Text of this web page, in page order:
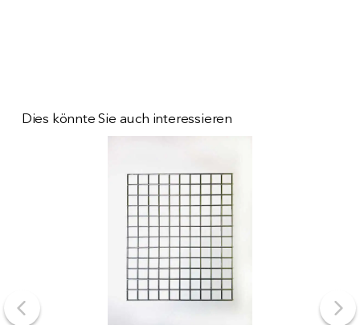
Dies könnte Sie auch interessieren